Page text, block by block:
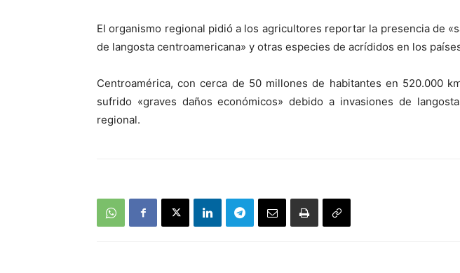
El organismo regional pidió a los agricultores reportar la presencia de
de langosta centroamericana» y otras especies de acrídidos en los
Centroamérica, con cerca de 50 millones de habitantes en 520.000
sufrido «graves daños económicos» debido a invasiones de
regional.